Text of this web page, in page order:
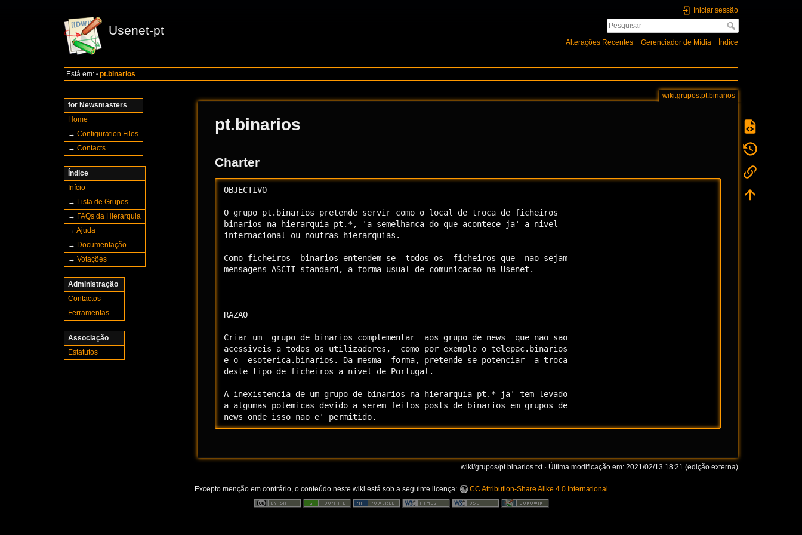
Usenet-pt
Iniciar sessão
Alterações Recentes Gerenciador de Mídia Índice
Está em: • pt.binarios
for Newsmasters
Home
→Configuration Files
→Contacts
Índice
Início
→ Lista de Grupos
→ FAQs da Hierarquia
→Ajuda
→ Documentação
→Votações
Administração
Contactos
Ferramentas
Associação
Estatutos
wiki:grupos:pt.binarios
pt.binarios
Charter
OBJECTIVO
O grupo pt.binarios pretende servir como o local de troca de ficheiros
binarios na hierarquia pt.*, 'a semelhanca do que acontece ja' a nivel
internacional ou noutras hierarquias.
Como ficheiros  binarios entendem-se  todos os  ficheiros que  nao sejam
mensagens ASCII standard, a forma usual de comunicacao na Usenet.
RAZAO
Criar um  grupo de binarios complementar  aos grupo de news  que nao sao
acessiveis a todos os utilizadores,  como por exemplo o telepac.binarios
e o  esoterica.binarios. Da mesma  forma, pretende-se potenciar  a troca
deste tipo de ficheiros a nivel de Portugal.
A inexistencia de um grupo de binarios na hierarquia pt.* ja' tem levado
a algumas polemicas devido a serem feitos posts de binarios em grupos de
news onde isso nao e' permitido.
wiki/grupos/pt.binarios.txt· Última modificação em: 2021/02/13 18:21 (edição externa)
Excepto menção em contrário, o conteúdo neste wiki está sob a seguinte licença: CC Attribution-Share Alike 4.0 International